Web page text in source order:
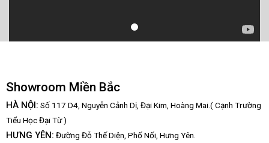
Showroom Miền Bắc
HÀ NỘI: Số 117 D4, Nguyễn Cảnh Dị, Đại Kim, Hoàng Mai.( Cạnh Trường
Tiểu Học Đại Từ )
HƯNG YÊN: Đường Đỗ Thế Diện, Phố Nối, Hưng Yên.